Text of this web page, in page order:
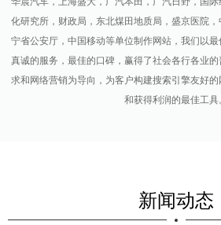
化研究所，财政局，东北煤田地质局，盛京医院
宁省公安厅，中国移动等单位制作网站，我们以
真诚的服务，最佳的口碑，赢得了社会各行各业
求和网络营销为导向，为客户构建搜索引擎友好
和获得利润的最佳工具
新闻动态